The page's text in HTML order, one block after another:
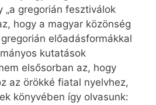
„a gregorián fesztiválok
hogy a magyar közönség
előadásformákkal
kutatások
elsősorban az, hogy
az örökké fiatal nyelvhez,
könyvében így olvasunk: